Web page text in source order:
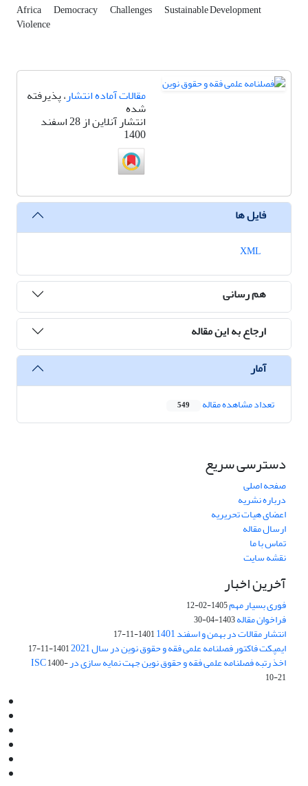
Africa Democracy Challenges Sustainable Development
Violence
مقالات آماده انتشار، پذیرفته
شده
انتشار آنلاین از 28 اسفند
1400
فایل ها
هم رسانی
ارجاع به این مقاله
آمار
تعداد مشاهده مقاله 549
دسترسی سریع
صفحه اصلی
درباره نشریه
اعضای هیات تحریریه
ارسال مقاله
تماس با ما
نقشه سایت
آخرین اخبار
فوری بسیار مهم1405-02-12
فراخوان مقاله1403-04-30
انتشار مقالات در بهمن و اسفند 1401 1401-11-17
ایمپکت فاکتور فصلنامه علمی فقه و حقوق نوین در سال 2021 1401-11-17
اخذ رتبه فصلنامه علمی فقه و حقوق نوین جهت نمایه سازی در ISC1400-
10-21